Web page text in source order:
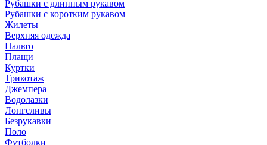
Рубашки с длинным рукавом
Рубашки с коротким рукавом
Жилеты
Верхняя одежда
Пальто
Плащи
Куртки
Трикотаж
Джемпера
Водолазки
Лонгсливы
Безрукавки
Поло
Футболки